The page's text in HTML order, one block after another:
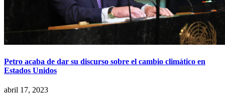
Petro acaba de dar su discurso sobre el cambio climático en
Estados Unidos
abril 17, 2023